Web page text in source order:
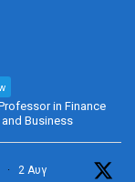
in Finance
Business
· 2 Αυγ